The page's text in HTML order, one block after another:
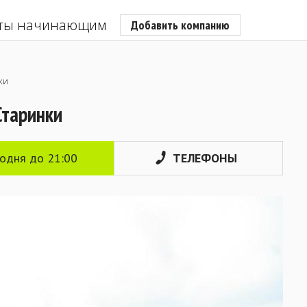
начинающим Добавить компанию
до 21:00 ТЕЛЕФОНЫ